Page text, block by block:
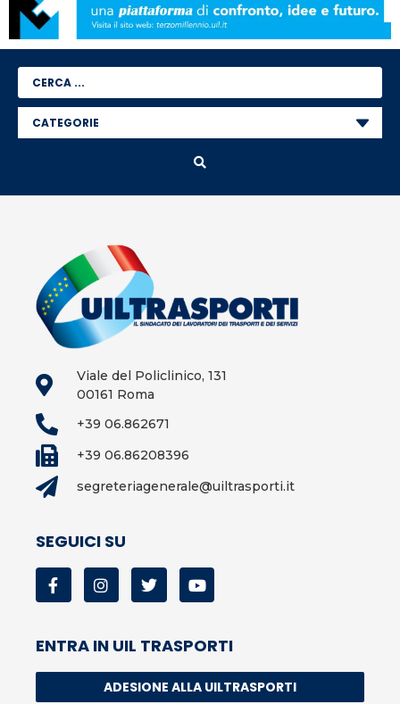
Viale del Policlinico, 131
00161 Roma
+39 06.862671
+39 06.86208396
segreteriagenerale@uiltrasporti.it
SEGUICI SU
ENTRA IN UIL TRASPORTI
ADESIONE ALLA UILTRASPORTI